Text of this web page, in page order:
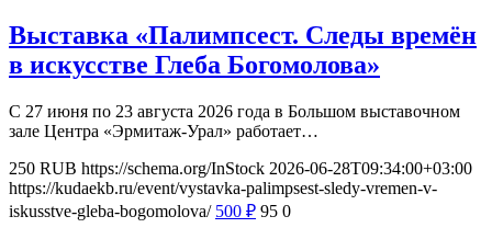
Выставка «Палимпсест. Следы времён
в искусстве Глеба Богомолова»
С 27 июня по 23 августа 2026 года в Большом выставочном
зале Центра «Эрмитаж-Урал» работает…
250 RUB https://schema.org/InStock 2026-06-28T09:34:00+03:00
https://kudaekb.ru/event/vystavka-palimpsest-sledy-vremen-v-
iskusstve-gleba-bogomolova/ 500 ₽ 95 0